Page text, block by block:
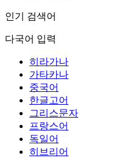
인기 검색어
다국어 입력
히라가나
가타카나
중국어
한글고어
그리스문자
프랑스어
독일어
히브리어